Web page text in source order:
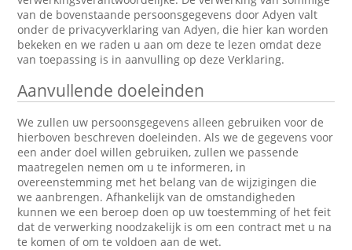
van de bovenstaande persoonsgegevens door Adyen valt
onder de privacyverklaring van Adyen, die hier kan worden
bekeken en we raden u aan om deze te lezen omdat deze
van toepassing is in aanvulling op deze Verklaring.
Aanvullende doeleinden
We zullen uw persoonsgegevens alleen gebruiken voor de
hierboven beschreven doeleinden. Als we de gegevens voor
een ander doel willen gebruiken, zullen we passende
maatregelen nemen om u te informeren, in
overeenstemming met het belang van de wijzigingen die
we aanbrengen. Afhankelijk van de omstandigheden
kunnen we een beroep doen op uw toestemming of het feit
dat de verwerking noodzakelijk is om een contract met u na
te komen of om te voldoen aan de wet.